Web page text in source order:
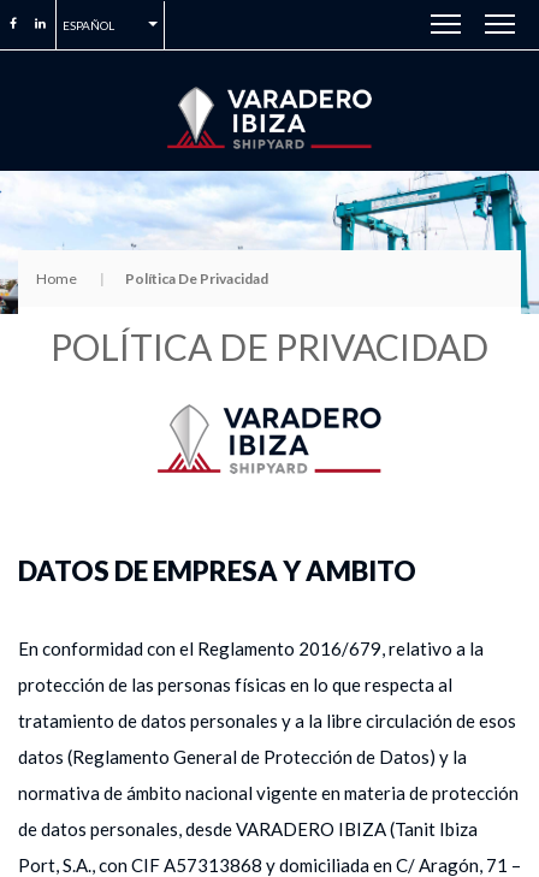
ESPAÑOL
Home Política De Privacidad
POLÍTICA DE PRIVACIDAD
DATOS DE EMPRESA Y AMBITO
En conformidad con el Reglamento 2016/679, relativo a la
protección de las personas físicas en lo que respecta al
tratamiento de datos personales y a la libre circulación de esos
datos (Reglamento General de Protección de Datos) y la
normativa de ámbito nacional vigente en materia de protección
de datos personales, desde VARADERO IBIZA (Tanit Ibiza
Port, S.A., con CIF A57313868 y domiciliada en C/ Aragón, 71 –